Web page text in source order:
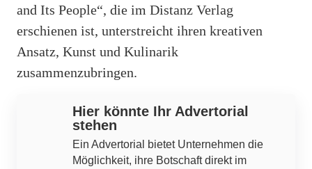
and Its People“, die im Distanz Verlag
erschienen ist, unterstreicht ihren kreativen
Ansatz, Kunst und Kulinarik
zusammenzubringen.
Hier könnte Ihr Advertorial
stehen
Ein Advertorial bietet Unternehmen die
Möglichkeit, ihre Botschaft direkt im